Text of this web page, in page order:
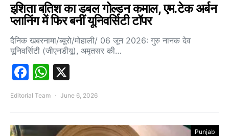
इशिता बतिश का डबल गोल्डन कमाल, एम.टेक अर्बन
प्लानिंग में फिर बनीं यूनिवर्सिटी टॉपर
दैनिक खबरनामा/ब्यूरो/मोहाली/ 06 जून 2026: गुरु नानक देव
यूनिवर्सिटी (जीएनडीयू), अमृतसर की…
Facebook
WhatsApp
Editorial Team June 6, 2026
Punjab